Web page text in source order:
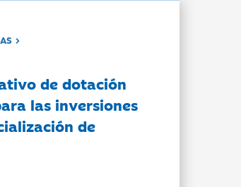
de dotación
las inversiones
de